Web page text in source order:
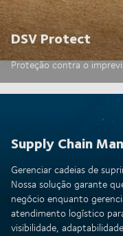
DSV Protect
Proteção contra o
Supply Chain
Gerenciar cadeias de
Nossa solução garante
negócio enquanto
atendimento logístico
visibilidade,